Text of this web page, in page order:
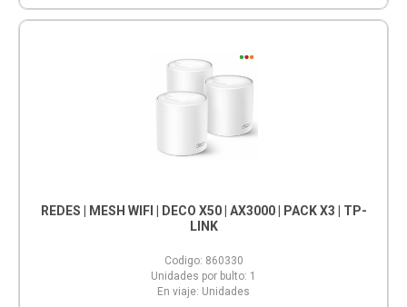
REDES | MESH WIFI | DECO X50 | AX3000 | PACK X3 | TP-
LINK
Codigo: 860330
Unidades por bulto: 1
En viaje: Unidades